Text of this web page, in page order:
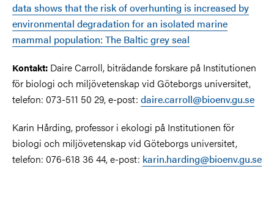
data shows that the risk of overhunting is increased by
environmental degradation for an isolated marine
mammal population: The Baltic grey seal
Kontakt: Daire Carroll, biträdande forskare på Institutionen
för biologi och miljövetenskap vid Göteborgs universitet,
telefon: 073-511 50 29, e-post: daire.carroll@bioenv.gu.se
Karin Hårding, professor i ekologi på Institutionen för
biologi och miljövetenskap vid Göteborgs universitet,
telefon: 076-618 36 44, e-post: karin.harding@bioenv.gu.se